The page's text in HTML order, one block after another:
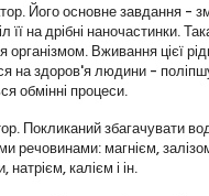
Його основне завдання -
її на дрібні наночастинки.
організмом. Вживання цієї
на здоров'я людини -
обмінні процеси.
Покликаний збагачувати
речовинами: магнієм,
калієм і ін.